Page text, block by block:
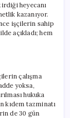
heyecanı
kazanıyor.
işçilerin sahip
açıkladı; hem
çalışma
yoksa,
hukuka
kıdem tazminatı
de 30 gün